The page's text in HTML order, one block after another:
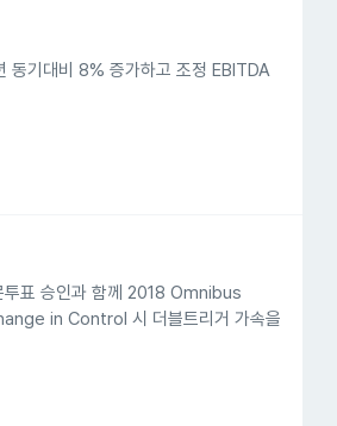
기대비 8% 증가하고 조정 EBITDA
표 승인과 함께 2018 Omnibus
in Control 시 더블트리거 가속을